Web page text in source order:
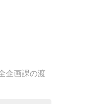
企画課の渡